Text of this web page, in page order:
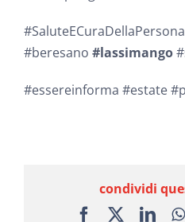
#SaluteECuraDellaPersona
#beresano #lassimango
#essereinforma #estate
condividi
Facebook